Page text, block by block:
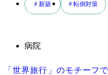
「世界旅行」のモチーフ
病院
# 新築 # 転倒対策